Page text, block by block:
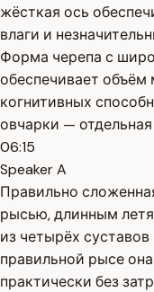
жёсткая ось
влаги и
Форма черепа с
обеспечивает
когнитивных
овчарки — отдельная
06:15
Speaker A
Правильно
рысью, длинным
из четырёх
правильной рысе
практически без